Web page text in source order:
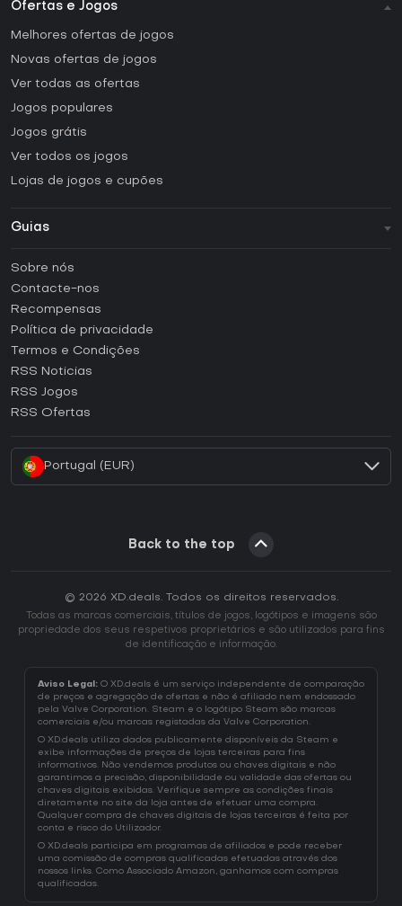
Ofertas e Jogos
Melhores ofertas de jogos
Novas ofertas de jogos
Ver todas as ofertas
Jogos populares
Jogos grátis
Ver todos os jogos
Lojas de jogos e cupões
Guias
Como ativar uma CD Key Steam?
Como ativar uma CD Key Epic Games?
Como ativar uma CD Key GOG?
Como ativar uma CD Key Ubisoft Connect?
Sobre nós
Contacte-nos
Recompensas
Política de privacidade
Termos e Condições
RSS Noticias
RSS Jogos
RSS Ofertas
Portugal (EUR)
Back to the top
© 2026 XD.deals. Todos os direitos reservados.
Todas as marcas comerciais, títulos de jogos, logótipos e imagens são
propriedade dos seus respetivos proprietários e são utilizados para fins
de identificação e informação.
Aviso Legal: O XD.deals é um serviço independente de comparação
de preços e agregação de ofertas e não é afiliado nem endossado
pela Valve Corporation. Steam e o logótipo Steam são marcas
comerciais e/ou marcas registadas da Valve Corporation.
O XD.deals utiliza dados publicamente disponíveis da Steam e
exibe informações de preços de lojas terceiras para fins
informativos. Não vendemos produtos ou chaves digitais e não
garantimos a precisão, disponibilidade ou validade das ofertas ou
chaves digitais exibidas. Verifique sempre as condições finais
diretamente no site da loja antes de efetuar uma compra.
Qualquer compra de chaves digitais de lojas terceiras é feita por
conta e risco do Utilizador.
O XD.deals participa em programas de afiliados e pode receber
uma comissão de compras qualificadas efetuadas através dos
nossos links. Como Associado Amazon, ganhamos com compras
qualificadas.